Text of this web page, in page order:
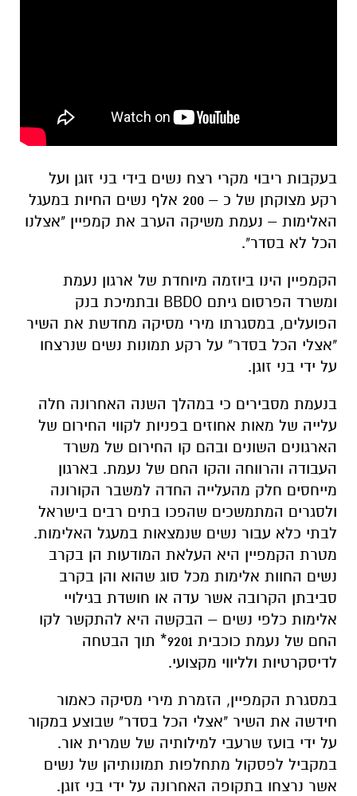
בעקבות ריבוי מקרי רצח נשים בידי בני זוגן ועל
רקע מצוקתן של כ – 200 אלף נשים החיות במעגל
האלימות – נעמת משיקה הערב את קמפיין "אצלנו
הכל לא בסדר".
הקמפיין הינו ביוזמה מיוחדת של ארגון נעמת
ומשרד הפרסום גיתם BBDO ובתמיכת בנק
הפועלים, במסגרתו מירי מסיקה מחדשת את השיר
"אצלי הכל בסדר" על רקע תמונות נשים שנרצחו
על ידי בני זוגן.
בנעמת מסבירים כי במהלך השנה האחרונה חלה
עלייה של מאות אחוזים בפניות לקווי החירום של
הארגונים השונים ובהם קו החירום של משרד
העבודה והרווחה והקו החם של נעמת. בארגון
מייחסים חלק מהעלייה החדה למשבר הקורונה
ולסגרים המתמשכים שהפכו בתים רבים בישראל
לבתי כלא עבור נשים שנמצאות במעגל האלימות.
מטרת הקמפיין היא העלאת המודעות הן בקרב
נשים החוות אלימות מכל סוג שהוא והן בקרב
סביבתן הקרובה אשר עדה או חושדת בגילויי
אלימות כלפי נשים – הבקשה היא להתקשר לקו
החם של נעמת כוכבית 9201* תוך הבטחה
לדיסקרטיות ולליווי מקצועי.
במסגרת הקמפיין, הזמרת מירי מסיקה כאמור
חידשה את השיר "אצלי הכל בסדר" שבוצע במקור
על ידי בועז שרעבי למילותיה של שמרית אור.
במקביל לפסקול מתחלפות תמונותיהן של נשים
אשר נרצחו בתקופה האחרונה על ידי בני זוגן.